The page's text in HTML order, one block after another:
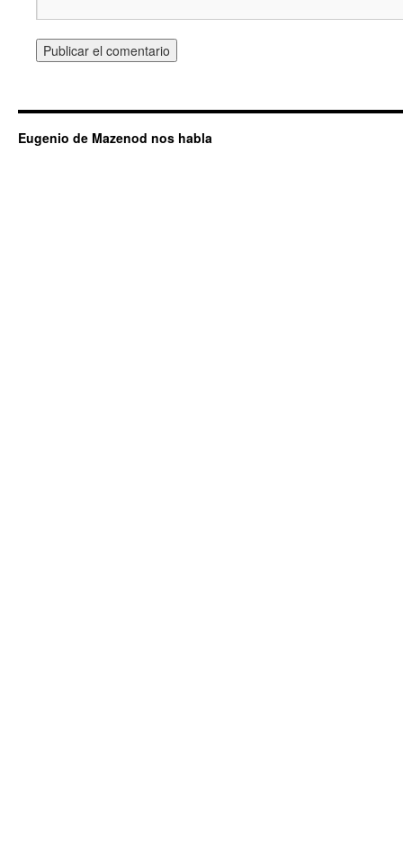
Eugenio de Mazenod nos habla